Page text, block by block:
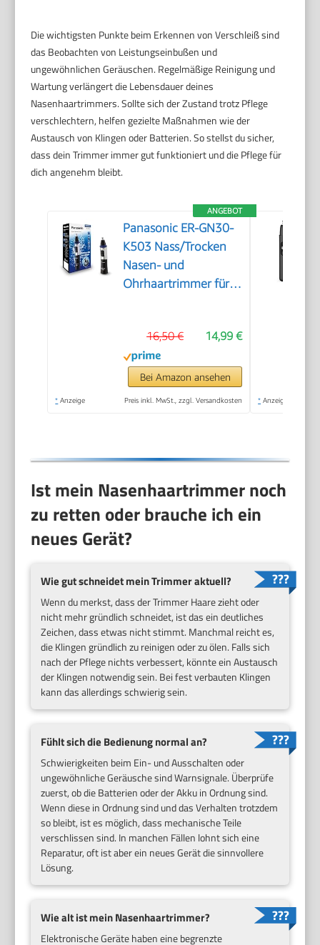
Die wichtigsten Punkte beim Erkennen von Verschleiß sind
das Beobachten von Leistungseinbußen und
ungewöhnlichen Geräuschen. Regelmäßige Reinigung und
Wartung verlängert die Lebensdauer deines
Nasenhaartrimmers. Sollte sich der Zustand trotz Pflege
verschlechtern, helfen gezielte Maßnahmen wie der
Austausch von Klingen oder Batterien. So stellst du sicher,
dass dein Trimmer immer gut funktioniert und die Pflege für
dich angenehm bleibt.
ANGEBOT
Panasonic ER-GN30-
K503 Nass/Trocken
Nasen- und
Ohrhaartrimmer für
Zweifachklinge,
Vortex-
Reinigungssystem,
kabellos, Schwarz
14,99 €
16,50 €
Bei Amazon ansehen
* Anzeige Preis inkl. MwSt., zzgl. Versandkosten * Anzeige
Ist mein Nasenhaartrimmer noch
zu retten oder brauche ich ein
neues Gerät?
Wie gut schneidet mein Trimmer aktuell?
Wenn du merkst, dass der Trimmer Haare zieht oder
nicht mehr gründlich schneidet, ist das ein deutliches
Zeichen, dass etwas nicht stimmt. Manchmal reicht es,
die Klingen gründlich zu reinigen oder zu ölen. Falls sich
nach der Pflege nichts verbessert, könnte ein Austausch
der Klingen notwendig sein. Bei fest verbauten Klingen
kann das allerdings schwierig sein.
Fühlt sich die Bedienung normal an?
Schwierigkeiten beim Ein- und Ausschalten oder
ungewöhnliche Geräusche sind Warnsignale. Überprüfe
zuerst, ob die Batterien oder der Akku in Ordnung sind.
Wenn diese in Ordnung sind und das Verhalten trotzdem
so bleibt, ist es möglich, dass mechanische Teile
verschlissen sind. In manchen Fällen lohnt sich eine
Reparatur, oft ist aber ein neues Gerät die sinnvollere
Lösung.
Wie alt ist mein Nasenhaartrimmer?
Elektronische Geräte haben eine begrenzte